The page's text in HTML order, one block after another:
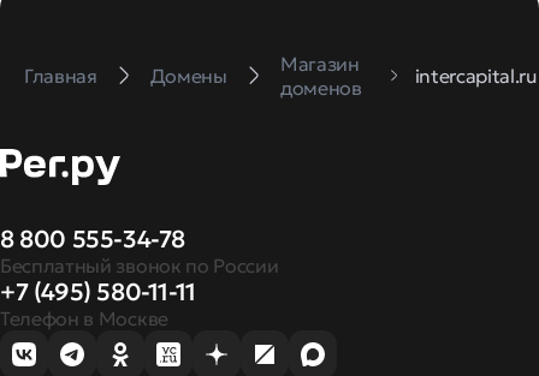
Главная Домены
Магазин
доменов
intercapital.ru
8 800 555-34-78
Бесплатный звонок по России
+7 (495) 580-11-11
Телефон в Москве